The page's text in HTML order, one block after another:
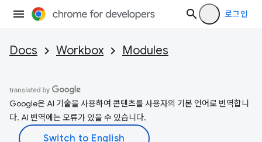
로그인
Docs Workbox Modules
Google은 AI 기술을 사용하여 콘텐츠를 사용자의 기본 언어로 번역합니
다. AI 번역에는 오류가 있을 수 있습니다.